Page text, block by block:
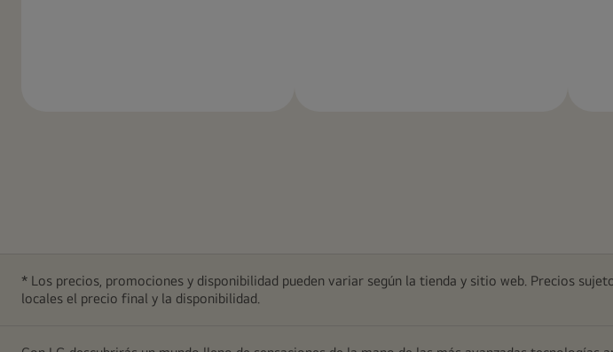
* Los precios, promociones y disponibilidad pueden variar según la tienda y sitio web. Precios
locales el precio final y la disponibilidad.